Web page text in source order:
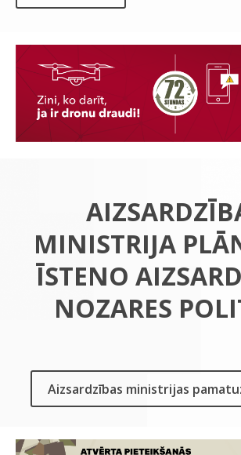
MINISTRIJA
ĪSTENO
NOZARES
Aizsardzības ministrijas